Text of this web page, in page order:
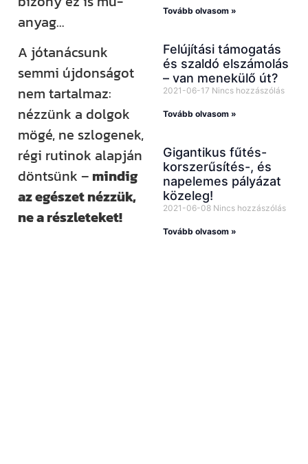
anyag…
A jótanácsunk
semmi újdonságot
nem tartalmaz:
nézzünk a dolgok
mögé, ne szlogenek,
régi rutinok alapján
döntsünk – mindig
az egészet nézzük,
ne a részleteket!
Tovább olvasom »
Felújítási támogatás
és szaldó elszámolás
– van menekülő út?
2021-06-17 Nincs hozzászólás
Tovább olvasom »
Gigantikus fűtés-
korszerűsítés-, és
napelemes pályázat
közeleg!
2021-06-08 Nincs hozzászólás
Tovább olvasom »